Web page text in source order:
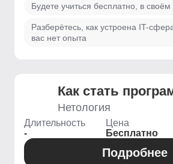
Будете учиться бесплатно, в
Разберётесь, как устроена IT-
вас нет опыта
Как стать
Нетология
Длительность
-
Цена
Бесплатно
Подробнее